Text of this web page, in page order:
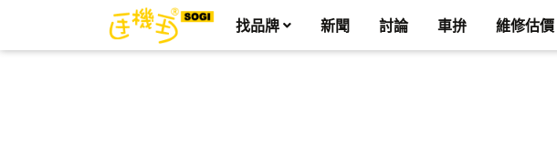
找品牌 新聞 討論 車拚 維修估價